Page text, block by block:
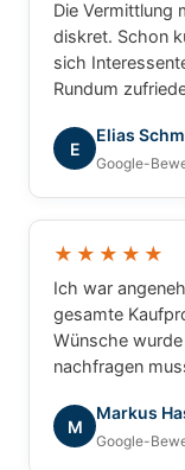
Die Vermittlung
diskret. Schon
sich
Rundum
E
Elias
Google-
★★★★★
Ich war
gesamte
Wünsche
nachfragen
M
Markus
Google-